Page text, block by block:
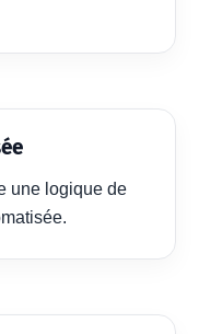
une logique de